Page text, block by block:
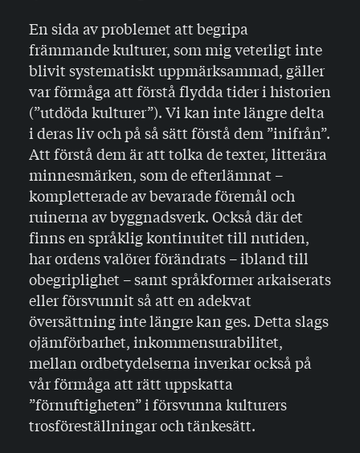
En sida av problemet att begripa
främmande kulturer, som mig veterligt inte
blivit systematiskt uppmärksammad, gäller
var förmåga att förstå flydda tider i historien
(”utdöda kulturer”). Vi kan inte längre delta
i deras liv och på så sätt förstå dem ”inifrån”.
Att förstå dem är att tolka de texter, litterära
minnesmärken, som de efterlämnat –
kompletterade av bevarade föremål och
ruinerna av byggnadsverk. Också där det
finns en språklig kontinuitet till nutiden,
har ordens valörer förändrats – ibland till
obegriplighet – samt språkformer arkaiserats
eller försvun­nit så att en adekvat
översättning inte längre kan ges. Detta slags
ojämförbarhet, inkommensurabilitet,
mellan ordbety­delserna inverkar också på
vår förmåga att rätt uppskatta
”förnuftigheten” i försvunna kulturers
trosföreställningar och tänkesätt.